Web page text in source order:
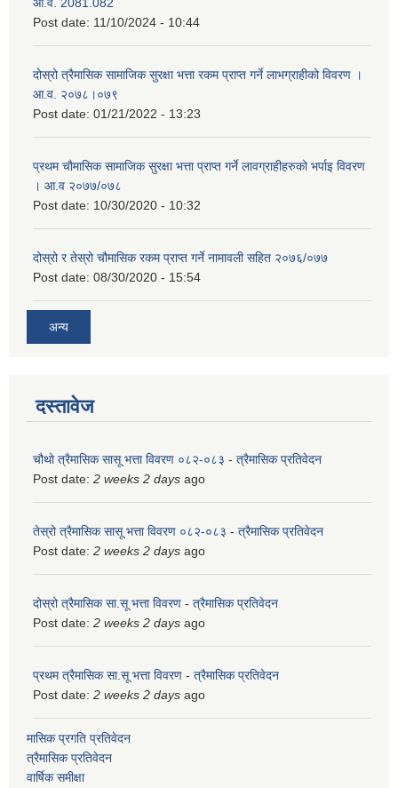
Post date: 11/10/2024 - 10:44
दोस्रो त्रैमासिक सामाजिक सुरक्षा भत्ता रकम प्राप्त गर्ने लाभग्राहीको विवरण ।
आ.व. २०७८।०७९
Post date: 01/21/2022 - 13:23
प्रथम चौमासिक सामाजिक सुरक्षा भत्ता प्राप्त गर्ने लावग्राहीहरुको भर्पाइ विवरण
। आ.व २०७७/०७८
Post date: 10/30/2020 - 10:32
दोस्रो र तेस्रो चौमासिक रकम प्राप्त गर्ने नामावली सहित २०७६/०७७
Post date: 08/30/2020 - 15:54
अन्य
दस्तावेज
चौथो त्रैमासिक सासू भत्ता विवरण ०८२-०८३ - त्रैमासिक प्रतिवेदन
Post date: 2 weeks 2 days ago
तेस्रो त्रैमासिक सासू भत्ता विवरण ०८२-०८३ - त्रैमासिक प्रतिवेदन
Post date: 2 weeks 2 days ago
दोस्रो त्रैमासिक सा.सू भत्ता विवरण - त्रैमासिक प्रतिवेदन
Post date: 2 weeks 2 days ago
प्रथम त्रैमासिक सा.सू भत्ता विवरण - त्रैमासिक प्रतिवेदन
Post date: 2 weeks 2 days ago
मासिक प्रगति प्रतिवेदन
त्रैमासिक प्रतिवेदन
वार्षिक समीक्षा